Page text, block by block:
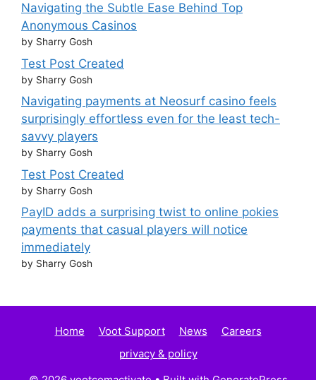
Navigating the Subtle Ease Behind Top
Anonymous Casinos
by Sharry Gosh
Test Post Created
by Sharry Gosh
Navigating payments at Neosurf casino feels
surprisingly effortless even for the least tech-
savvy players
by Sharry Gosh
Test Post Created
by Sharry Gosh
PayID adds a surprising twist to online pokies
payments that casual players will notice
immediately
by Sharry Gosh
Home Voot Support News
Careers
privacy & policy